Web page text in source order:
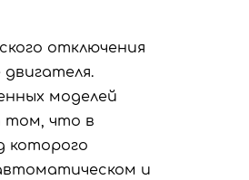
отключения
моделей
том, что в
которого
и